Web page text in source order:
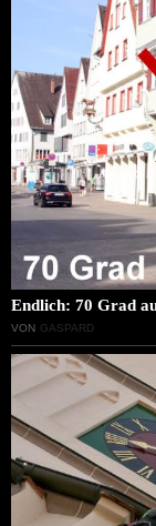
Endlich: 70 Grad
VON GASPARD